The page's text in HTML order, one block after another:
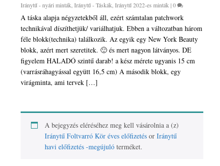
Iránytű - nyári minták ,Iránytű - Táskák ,Iránytű 2022-es minták |0
A táska alapja négyzetekből áll, ezért számtalan patchwork
technikával díszíthetjük/ variálhatjuk. Ebben a változatban három
féle blokk(technika) találkozik. Az egyik egy New York Beauty
blokk, azért mert szeretitek. 🙂 és mert nagyon látványos. DE
figyelem HALADÓ szintű darab! a kész mérete ugyanis 15 cm
(varrásráhagyással együtt 16,5 cm) A második blokk, egy
virágminta, ami tervek […]
A bejegyzés eléréséhez meg kell vásárolnia a (z)
Iránytű Foltvarró Kör éves előfizetés orIránytű
havi előfizetés -megújuló terméket.